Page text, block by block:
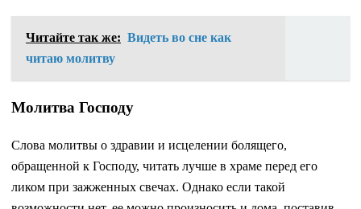
Читайте так же: Видеть во сне как
читаю молитву
Молитва Господу
Слова молитвы о здравии и исцелении болящего,
обращенной к Господу, читать лучше в храме перед его
ликом при зажженных свечах. Однако если такой